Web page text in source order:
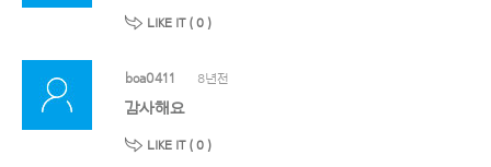
LIKE IT ( 0 )
boa0411 8년전
감사해요
LIKE IT ( 0 )